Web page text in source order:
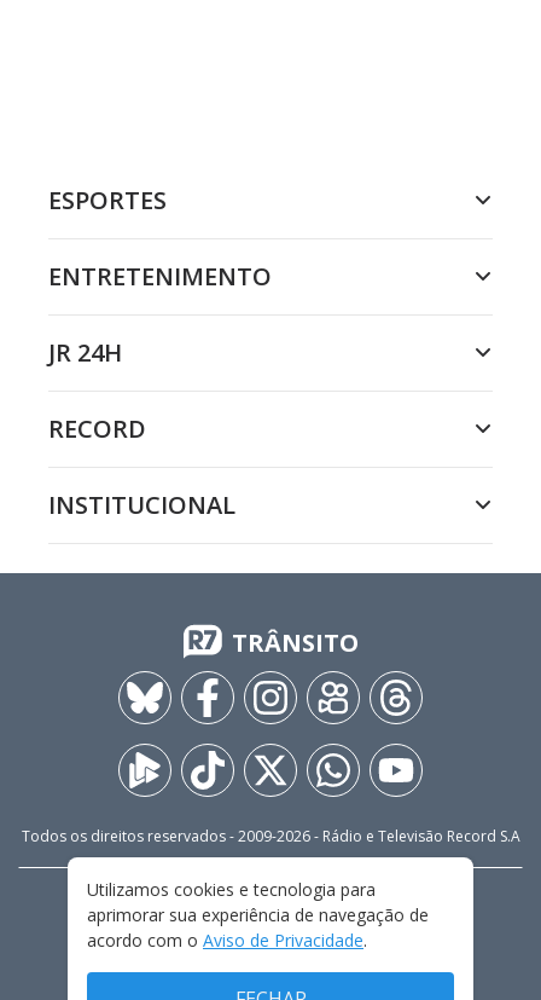
ESPORTES
ENTRETENIMENTO
JR 24H
RECORD
INSTITUCIONAL
TRÂNSITO
Todos os direitos reservados - 2009-2026- Rádio e Televisão Record S.A
FALE CONOSCO
PRIVACIDADE
TERMOS E CONDIÇÕES DE USO
Utilizamos cookies e tecnologia para
aprimorar sua experiência de navegação de
acordo com o Aviso de Privacidade.